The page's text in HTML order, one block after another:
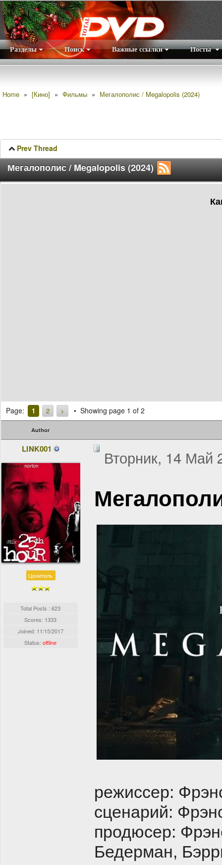
Разделы Поиск Важные ссылки Посты
Home » [Кино] » Фильмы » Мегалополис / Megalopolis (2024)
Prev Thread
Мегалополис / Megalopolis (2024)
Page: 1 2 > Showing page 1 of 2
Author
LINK001
Ценитель
Total Posts : 623
Scores: 1333
Joined: 11/15/2017
Status:offline
Вторник, 14 Май
режиссер:
сценарий:
продюсер:
Бедерман,